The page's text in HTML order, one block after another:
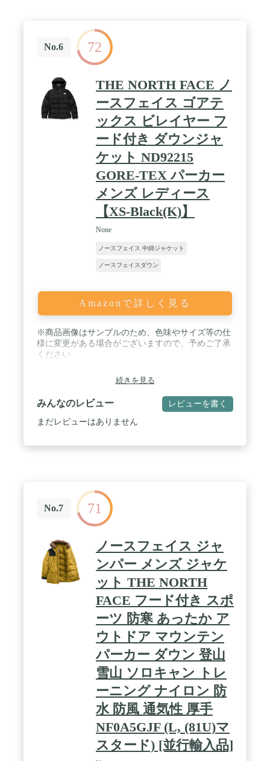
No.6 72
THE NORTH FACE ノ
ースフェイス ゴアテ
ックス ビレイヤー フ
ード付き ダウンジャ
ケット ND92215
GORE-TEX パーカー
メンズ レディース
【XS-Black(K)】
None
ノースフェイス 中綿ジャケット
ノースフェイスダウン
Amazonで詳しく見る
※商品画像はサンプルのため、色味やサイズ等の仕
様に変更がある場合がございますので、予めご了承
ください
続きを見る
みんなのレビュー レビューを書く
まだレビューはありません
No.7 71
ノースフェイス ジャ
ンパー メンズ ジャケ
ット THE NORTH
FACE フード付き スポ
ーツ 防寒 あったか ア
ウトドア マウンテン
パーカー ダウン 登山
雪山 ソロキャン トレ
ーニング ナイロン 防
水 防風 通気性 厚手
NF0A5GJF (L, (81U)マ
スタード) [並行輸入品]